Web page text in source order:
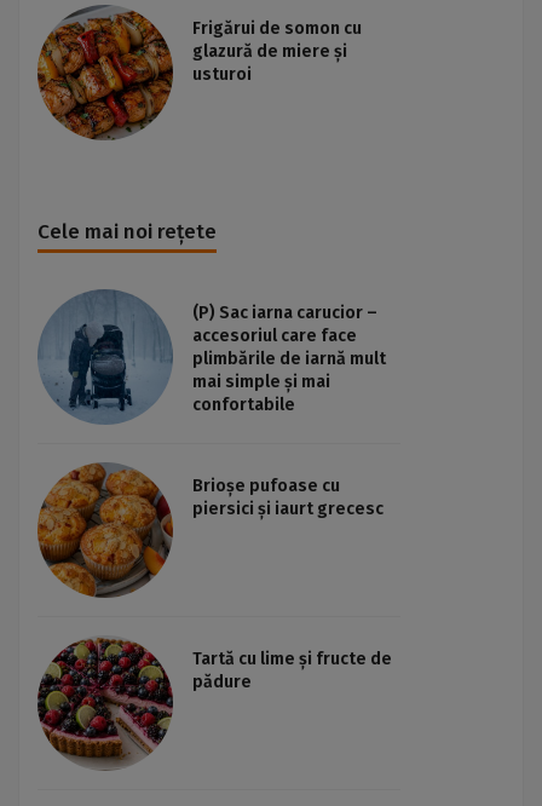
Frigărui de somon cu
glazură de miere și
usturoi
Cele mai noi rețete
(P) Sac iarna carucior –
accesoriul care face
plimbările de iarnă mult
mai simple și mai
confortabile
Brioșe pufoase cu
piersici și iaurt grecesc
Tartă cu lime și fructe de
pădure